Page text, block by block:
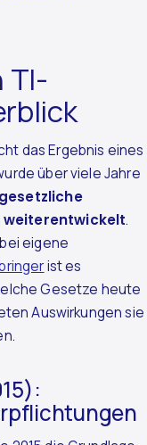
TI-
das Ergebnis eines
über viele Jahre
weiterentwickelt.
eigene
ist es
Gesetze heute
Auswirkungen sie